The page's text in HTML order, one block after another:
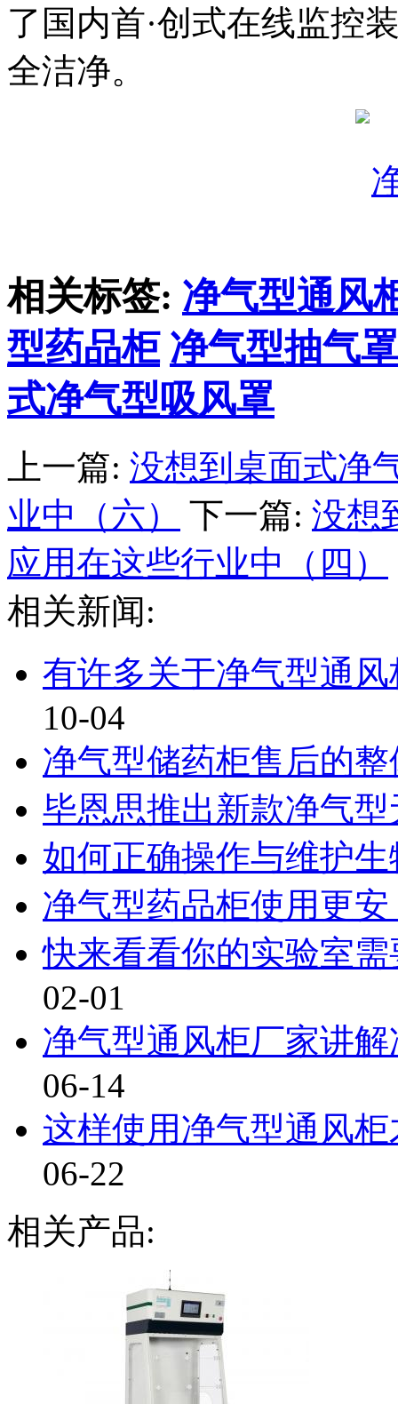
了国内首·创式在线监控
全洁净。
相关标签: 净气型通风
型药品柜 净气型抽气罩
式净气型吸风罩
上一篇: 没想到桌面式净
业中（六）
下一篇: 没想
应用在这些行业中（四）
相关新闻:
有许多关于净气型通
10-04
净气型储药柜售后的
毕恩思推出新款净气
如何正确操作与维护
净气型药品柜使用更
快来看看你的实验室
02-01
净气型通风柜厂家讲
06-14
这样使用净气型通风
06-22
相关产品: